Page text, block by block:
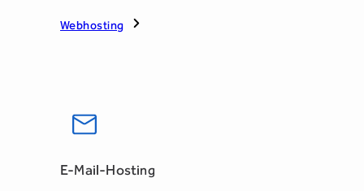
Webhosting
E-Mail-Hosting